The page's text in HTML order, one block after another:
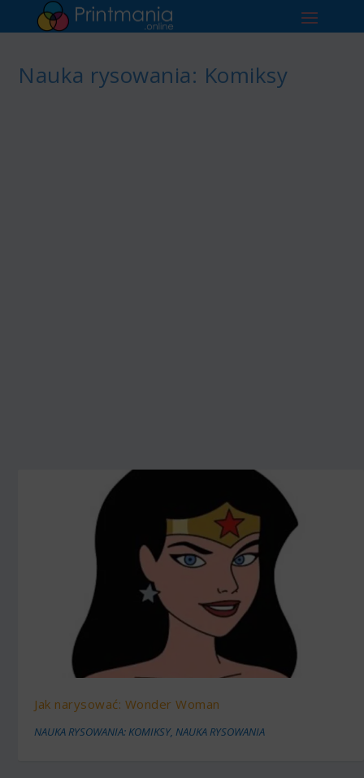
Nauka rysowania: Komiksy
Jak narysować: Wonder Woman
NAUKA RYSOWANIA: KOMIKSY,NAUKA RYSOWANIA